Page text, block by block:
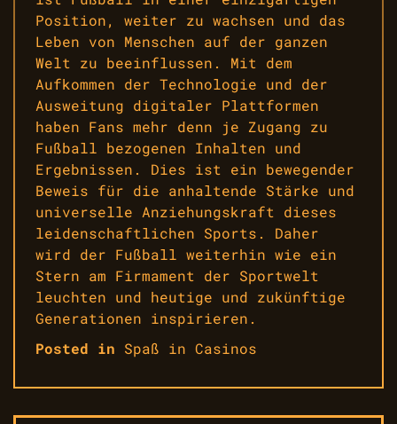
Position, weiter zu wachsen und das
Leben von Menschen auf der ganzen
Welt zu beeinflussen. Mit dem
Aufkommen der Technologie und der
Ausweitung digitaler Plattformen
haben Fans mehr denn je Zugang zu
Fußball bezogenen Inhalten und
Ergebnissen. Dies ist ein bewegender
Beweis für die anhaltende Stärke und
universelle Anziehungskraft dieses
leidenschaftlichen Sports. Daher
wird der Fußball weiterhin wie ein
Stern am Firmament der Sportwelt
leuchten und heutige und zukünftige
Generationen inspirieren.
Posted in Spaß in Casinos